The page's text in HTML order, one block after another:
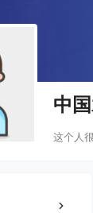
中
这个人